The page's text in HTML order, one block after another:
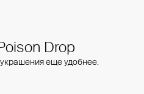
Drop
еще удобнее.